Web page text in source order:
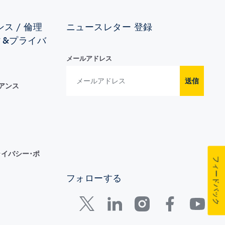
ス / 倫理
プライバ
ンス
バシー･ポ
ニュースレター 登録
メールアドレス
送信
フォローする フィードバック